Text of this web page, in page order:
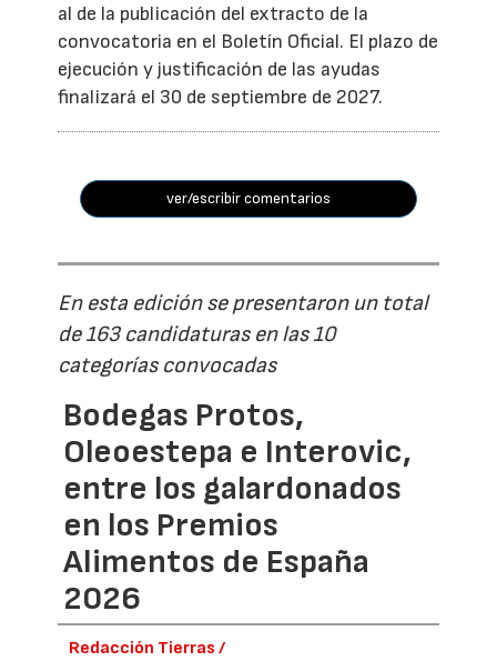
al de la publicación del extracto de la
convocatoria en el Boletín Oficial. El plazo de
ejecución y justificación de las ayudas
finalizará el 30 de septiembre de 2027.
ver/escribir comentarios
En esta edición se presentaron un total
de 163 candidaturas en las 10
categorías convocadas
Bodegas Protos,
Oleoestepa e Interovic,
entre los galardonados
en los Premios
Alimentos de España
2026
Redacción Tierras /